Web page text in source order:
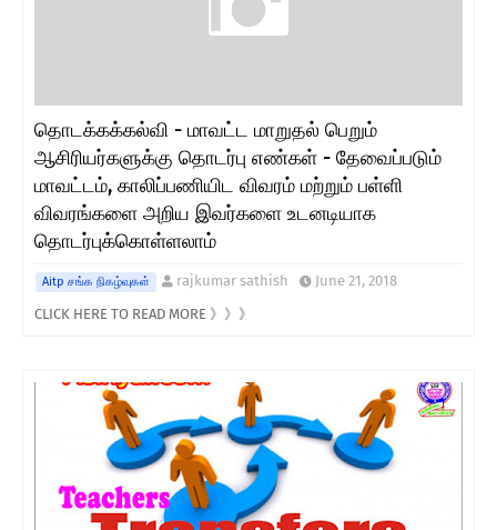
தொடக்கக்கல்வி - மாவட்ட மாறுதல் பெறும்
ஆசிரியர்களுக்கு தொடர்பு எண்கள் - தேவைப்படும்
மாவட்டம், காலிப்பணியிட விவரம் மற்றும் பள்ளி
விவரங்களை அறிய இவர்களை உடனடியாக
தொடர்புக்கொள்ளலாம்
Aitp சங்க நிகழ்வுகள் rajkumar sathish
June 21, 2018
CLICK HERE TO READ MORE 》》》